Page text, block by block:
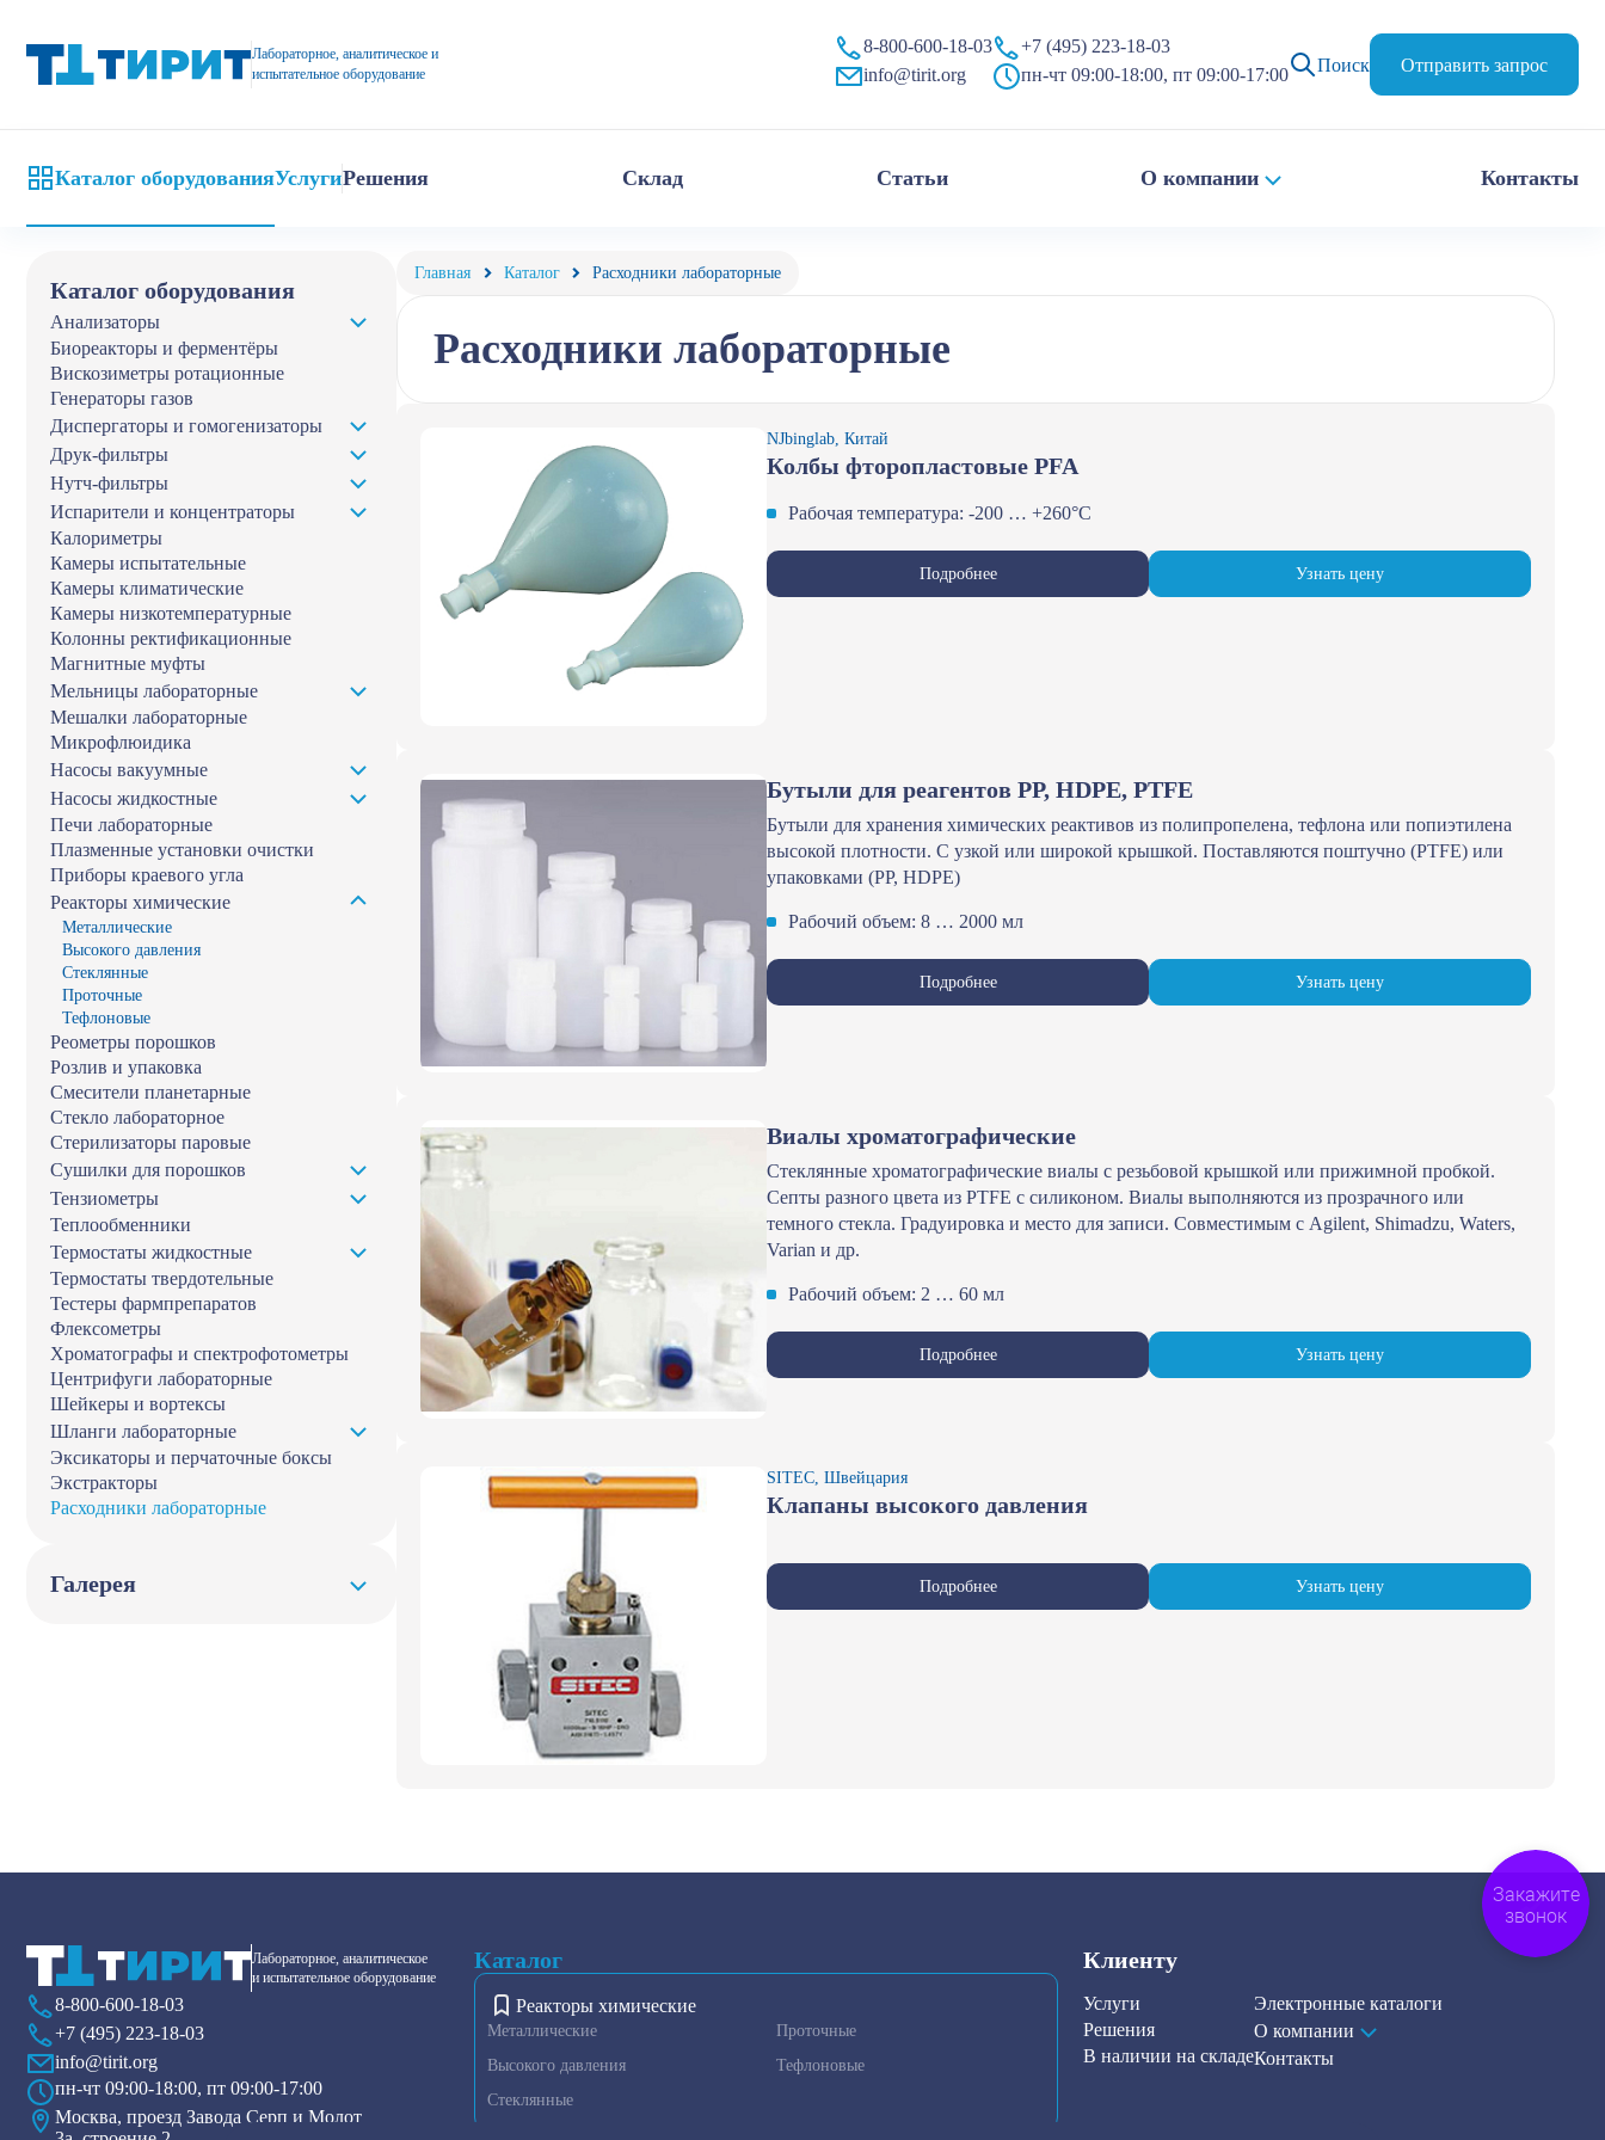
Лабораторное, аналитическое и
испытательное оборудование
8-800-600-18-03
info@tirit.org
+7 (495) 223-18-03
пн-чт 09:00-18:00, пт 09:00-17:00
Поиск Отправить запрос
Каталог оборудованияУслугиРешения Склад Статьи О компании Контакты
Каталог оборудования
Анализаторы
Биореакторы и ферментёры
Вискозиметры ротационные
Генераторы газов
Диспергаторы и гомогенизаторы
Друк-фильтры
Нутч-фильтры
Испарители и концентраторы
Калориметры
Камеры испытательные
Камеры климатические
Камеры низкотемпературные
Колонны ректификационные
Магнитные муфты
Мельницы лабораторные
Мешалки лабораторные
Микрофлюидика
Насосы вакуумные
Насосы жидкостные
Печи лабораторные
Плазменные установки очистки
Приборы краевого угла
Реакторы химические
Металлические
Высокого давления
Стеклянные
Проточные
Тефлоновые
Реометры порошков
Розлив и упаковка
Смесители планетарные
Стекло лабораторное
Стерилизаторы паровые
Сушилки для порошков
Тензиометры
Теплообменники
Термостаты жидкостные
Термостаты твердотельные
Тестеры фармпрепаратов
Флексометры
Хроматографы и спектрофотометры
Центрифуги лабораторные
Шейкеры и вортексы
Шланги лабораторные
Эксикаторы и перчаточные боксы
Экстракторы
Расходники лабораторные
Галерея
Главная Каталог Расходники лабораторные
Расходники лабораторные
NJbinglab, Китай
Колбы фторопластовые PFA
Рабочая температура: -200 … +260°С
Подробнее Узнать цену
Бутыли для реагентов PP, HDPE, PTFE
Бутыли для хранения химических реактивов из полипропелена, тефлона или попиэтилена
высокой плотности. С узкой или широкой крышкой. Поставляются поштучно (PTFE) или
упаковками (PP, HDPE)
Рабочий объем: 8 … 2000 мл
Подробнее Узнать цену
Виалы хроматографические
Стеклянные хроматографические виалы с резьбовой крышкой или прижимной пробкой.
Септы разного цвета из PTFE с силиконом. Виалы выполняются из прозрачного или
темного стекла. Градуировка и место для записи. Совместимым с Agilent, Shimadzu, Waters,
Varian и др.
Рабочий объем: 2 … 60 мл
Подробнее Узнать цену
SITEC, Швейцария
Клапаны высокого давления
Подробнее Узнать цену
Лабораторное, аналитическое
и испытательное оборудование
8-800-600-18-03
+7 (495) 223-18-03
info@tirit.org
пн-чт 09:00-18:00, пт 09:00-17:00
Москва, проезд Завода Серп и Молот
Каталог
Реакторы химические
Металлические
Высокого давления
Стеклянные
Проточные
Тефлоновые
Клиенту
Услуги
Решения
В наличии на складе
Электронные каталоги
О компании
Контакты
Закажите
звонок